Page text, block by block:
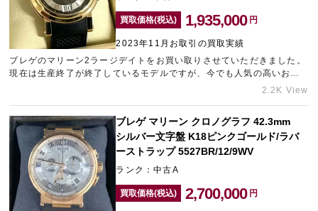
買取価格(税込) 1,935,000 円
2023年11月お取引の買取実績
ブレゲのマリーン2ラージデイトをお買い取りさせていただきました。
現在は生産終了が終了しているモデルですが、今でも人気の高いお品
物です。何度かご使用されたとのことでしたが、傷もなく綺麗な状態
に買い取りしております。ぜひ中野のブランド買取店「タイムゾーン
中野ブロードウェイ」をご利用くださいませ。
2.2K View
ブレゲ マリーン クロノグラフ 42.3mm
シルバー文字盤 K18ピンクゴールド/ラバ
ーストラップ 5527BR/12/9WV
ランク：中古A
買取価格(税込) 2,700,000 円